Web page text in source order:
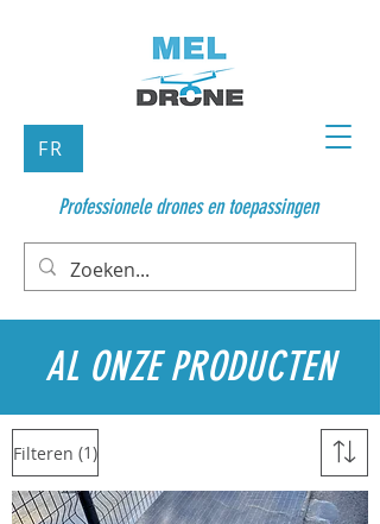
Professionele drones en toepassingen
FR
AL ONZE PRODUCTEN
Filteren (1)